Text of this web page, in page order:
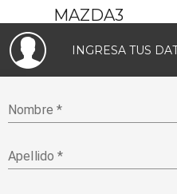
MAZDA3
INGRESA TUS
Nombre *
Apellido *